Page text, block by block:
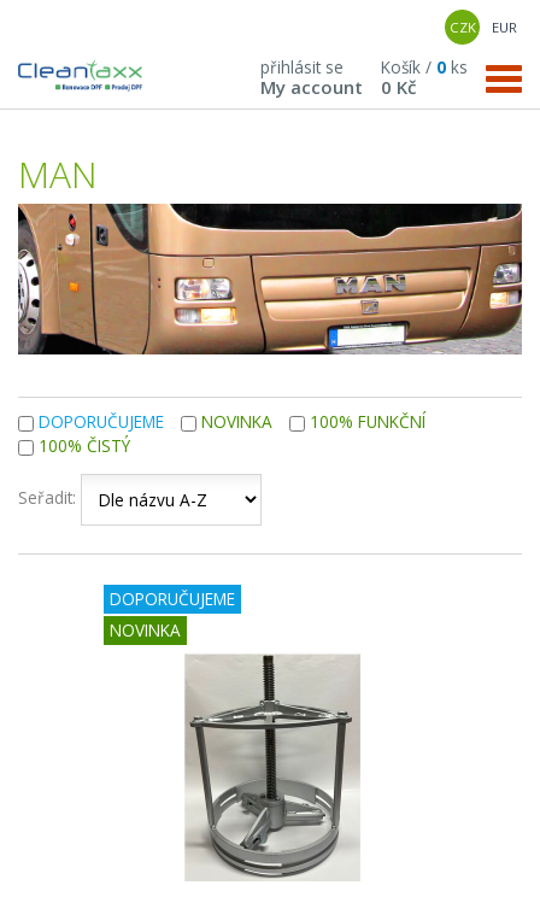
CZK EUR
přihlásit se
My account
Košík / 0 ks
0 Kč
MAN
DOPORUČUJEME NOVINKA
100% FUNKČNÍ
100% ČISTÝ
Seřadit:
DOPORUČUJEME
NOVINKA